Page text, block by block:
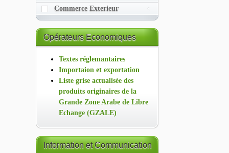
Commerce Exterieur
OpérateursEconomiques
Textes réglemantaires
Importaion et exportation
Liste grise actualisée des
produits originaires de la
Grande Zone Arabe de Libre
Echange (GZALE)
Informationet Communication